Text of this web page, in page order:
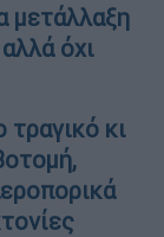
μετάλλαξη
όχι
τραγικό κι